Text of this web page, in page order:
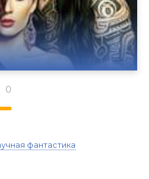
0
фантастика